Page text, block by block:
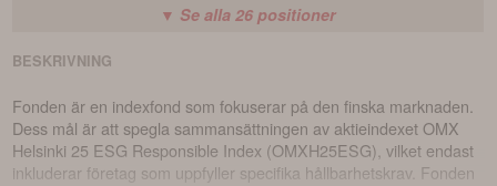
▼ Se alla26 positioner
BESKRIVNING
Fonden är en indexfond som fokuserar på den finska marknaden.
Dess mål är att spegla sammansättningen av aktieindexet OMX
Helsinki 25 ESG Responsible Index (OMXH25ESG), vilket endast
inkluderar företag som uppfyller specifika hållbarhetskrav. Fonden